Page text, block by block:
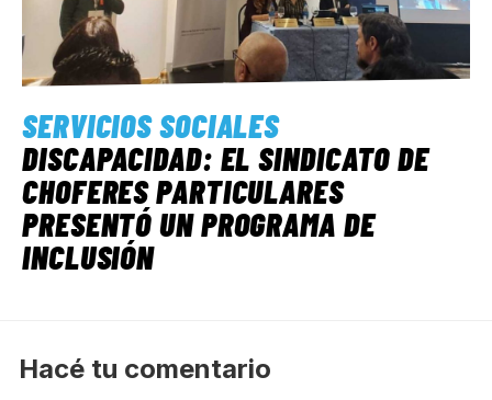
SERVICIOS SOCIALES
DISCAPACIDAD: EL SINDICATO DE
CHOFERES PARTICULARES
PRESENTÓ UN PROGRAMA DE
INCLUSIÓN
Hacé tu comentario